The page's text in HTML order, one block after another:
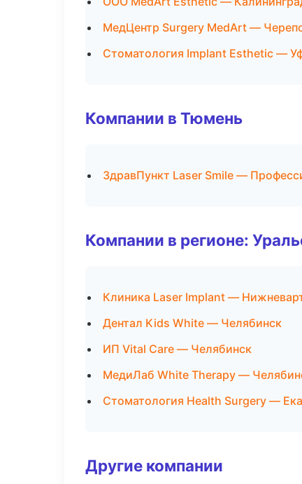
МедЦентр Surgery MedArt —
Стоматология Implant Esthetic —
Компании в Тюмень
ЗдравПункт Laser Smile —
Компании в регионе:
Клиника Laser Implant —
Дентал Kids White — Челябинск
ИП Vital Care — Челябинск
МедиЛаб White Therapy —
Стоматология Health Surgery —
Другие компании